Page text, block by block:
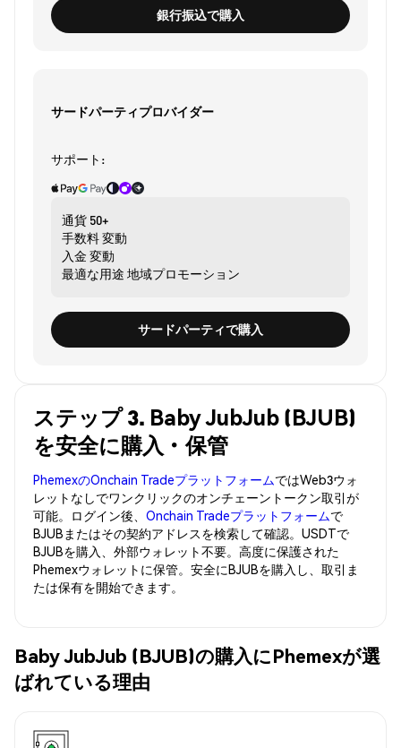
銀行振込で購入
サードパーティプロバイダー
サポート:
通貨 50+
手数料変動
入金 変動
最適な用途 地域プロモーション
サードパーティで購入
ステップ 3. Baby JubJub (BJUB)
を安全に購入・保管
PhemexのOnchain TradeプラットフォームではWeb3ウォ
レットなしでワンクリックのオンチェーントークン取引が
可能。ログイン後、 Onchain Tradeプラットフォームで
BJUBまたはその契約アドレスを検索して確認。USDTで
BJUBを購入、外部ウォレット不要。高度に保護された
Phemexウォレットに保管。安全にBJUBを購入し、取引ま
たは保有を開始できます。
Baby JubJub (BJUB)の購入にPhemexが選
ばれている理由